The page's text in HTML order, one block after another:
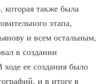
которая также была
этапа,
и всем остальным,
в создании
ее создания было
и в итоге в